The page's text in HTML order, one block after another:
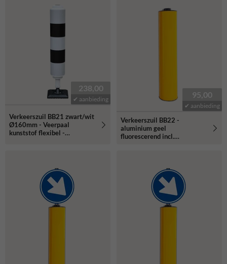
238,00
✔ aanbieding
Verkeerszuil BB21 zwart/wit
Ø160mm - Veerpaal
kunststof flexibel -
95,00
✔ aanbieding
Verkeerszuil BB22 -
aluminium geel
fluorescerend incl.